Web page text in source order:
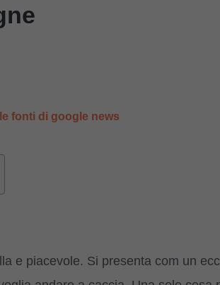
fonti di google news
e piacevole. Si presenta com un